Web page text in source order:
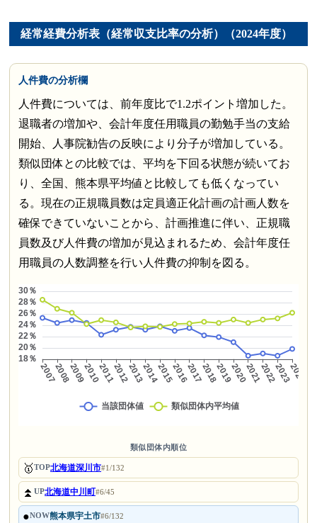
経常経費分析表（経常収支比率の分析）（2024年度）
人件費の分析欄
人件費については、前年度比で1.2ポイント増加した。
退職者の増加や、会計年度任用職員の勤勉手当の支給
開始、人事院勧告の反映により分子が増加している。
類似団体との比較では、平均を下回る状態が続いてお
り、全国、熊本県平均値と比較しても低くなってい
る。現在の正規職員数は定員適正化計画の計画人数を
確保できていないことから、計画推進に伴い、正規職
員数及び人件費の増加が見込まれるため、会計年度任
用職員の人数調整を行い人件費の抑制を図る。
類似団体内順位
🥇TOP北海道深川市#1/132
⏫UP北海道中川町#6/45
●NOW熊本県宇土市#6/132